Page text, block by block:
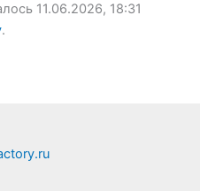
11.06.2026, 18:31
.